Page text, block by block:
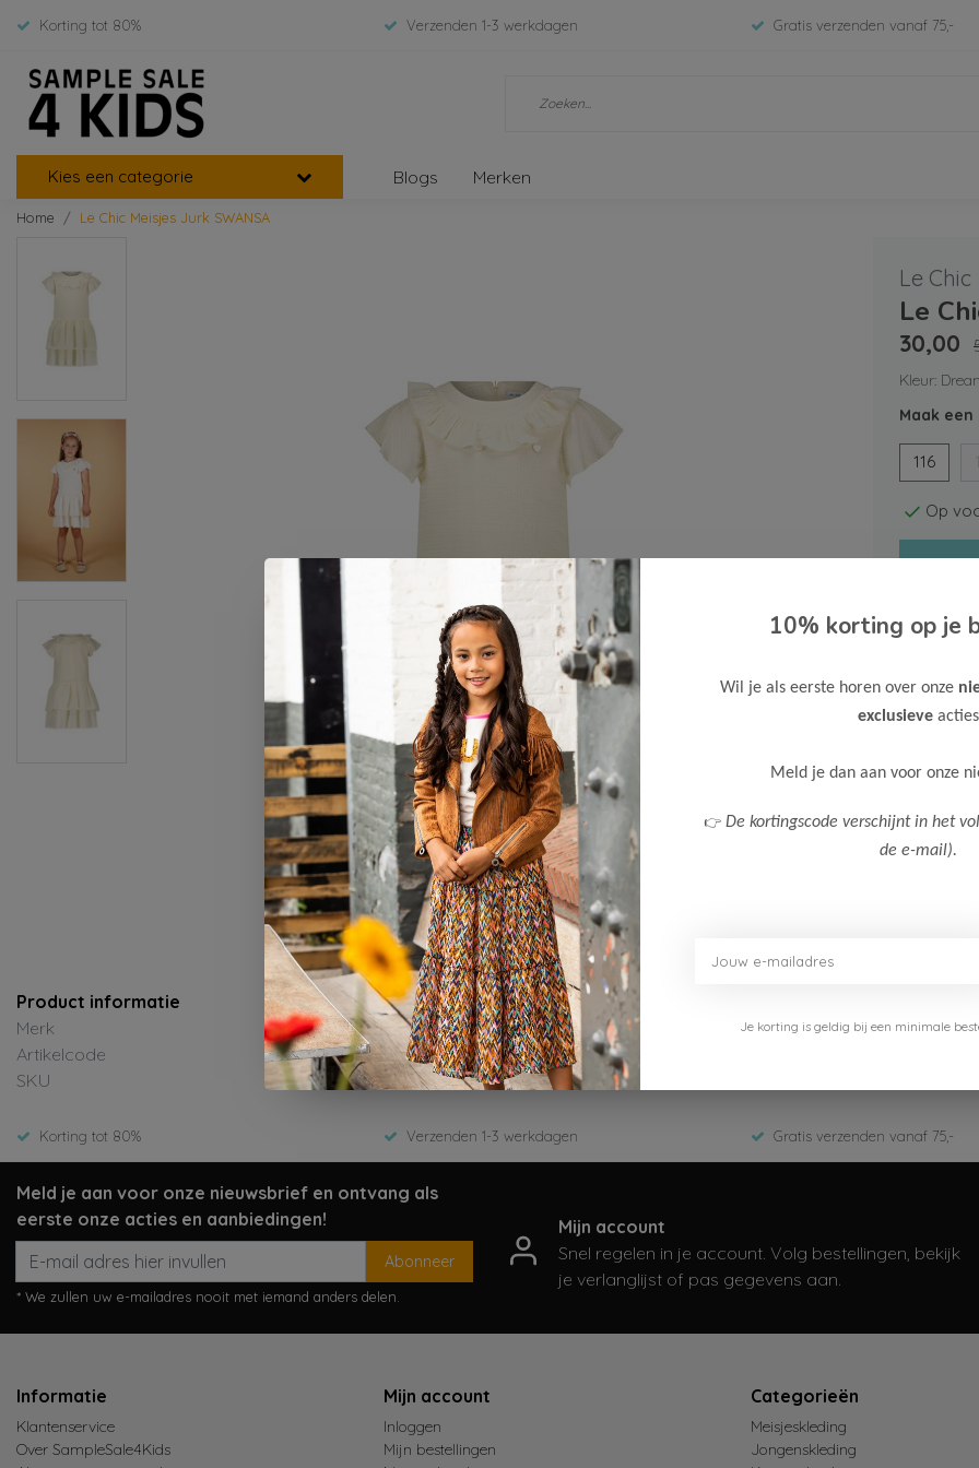
Korting tot 80% Verzenden 1-3 werkdagen Gratis verzenden vanaf 75,-
Kies een categorie Blogs Merken
Home Le Chic Meisjes Jurk SWANSA
Le Chic
Le
30,00
Kleur:
Maak een
116
Op
Gratis
Meer
Product informatie
Merk
Le Chic
Artikelcode
SKU
Zomer 2025
Korting tot 80% Verzenden 1-3 werkdagen Gratis verzenden vanaf 75,-
Meld je aan voor onze nieuwsbrief en ontvang als
eerste onze acties en aanbiedingen!
Abonneer
* We zullen uw e-mailadres nooit met iemand anders delen.
Mijn account
Snel regelen in je account. Volg bestellingen, bekijk
je verlanglijst of pas gegevens aan.
Informatie
Klantenservice
Over SampleSale4Kids
Mijn account
Inloggen
Mijn bestellingen
Categorieën
Meisjeskleding
Jongenskleding
10% korting op je
Wil je als eerste horen over onze
exclusieve
Meld je dan aan voor onze
👉 De kortingscode verschijnt in het
de e-mail).
Je korting is geldig bij een minimale